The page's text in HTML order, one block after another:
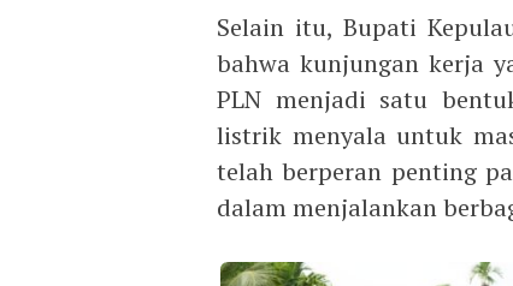
Selain itu, Bupati
bahwa kunjungan kerja
PLN menjadi satu
listrik menyala untuk
telah berperan penting
dalam menjalankan